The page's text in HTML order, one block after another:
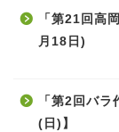
「第21回高
月18日)
「第2回バ
(日)】